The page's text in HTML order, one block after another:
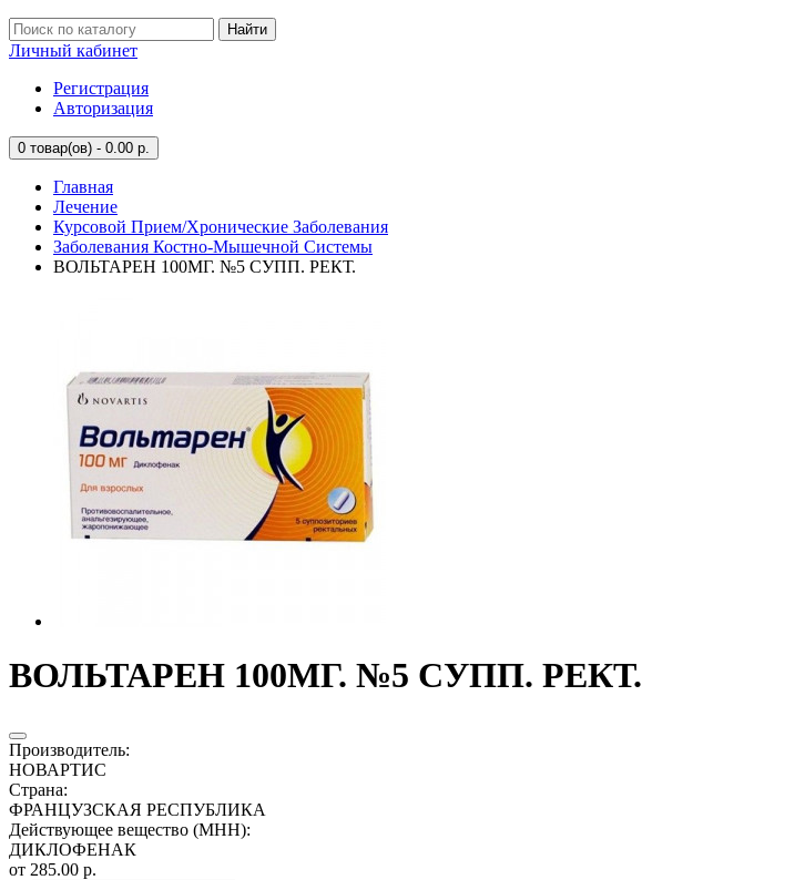
Найти
Личный кабинет
Регистрация
Авторизация
0 товар(ов) - 0.00 р.
Главная
Лечение
Курсовой Прием/Хронические Заболевания
Заболевания Костно-Мышечной Системы
ВОЛЬТАРЕН 100МГ. №5 СУПП. РЕКТ.
ВОЛЬТАРЕН 100МГ. №5 СУПП. РЕКТ.
Производитель:
НОВАРТИС
Страна:
ФРАНЦУЗСКАЯ РЕСПУБЛИКА
Действующее вещество (МНН):
ДИКЛОФЕНАК
от 285.00 р.